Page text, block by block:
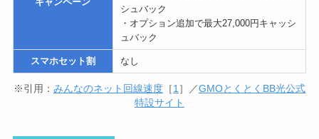
シュバック
・オプション追加で最大27,000円キャッシ
ュバック
スマホセット割 なし
※引用： みんなのネット回線速度 ［1 ］／GMOとくとくBB光公式
特設サイト